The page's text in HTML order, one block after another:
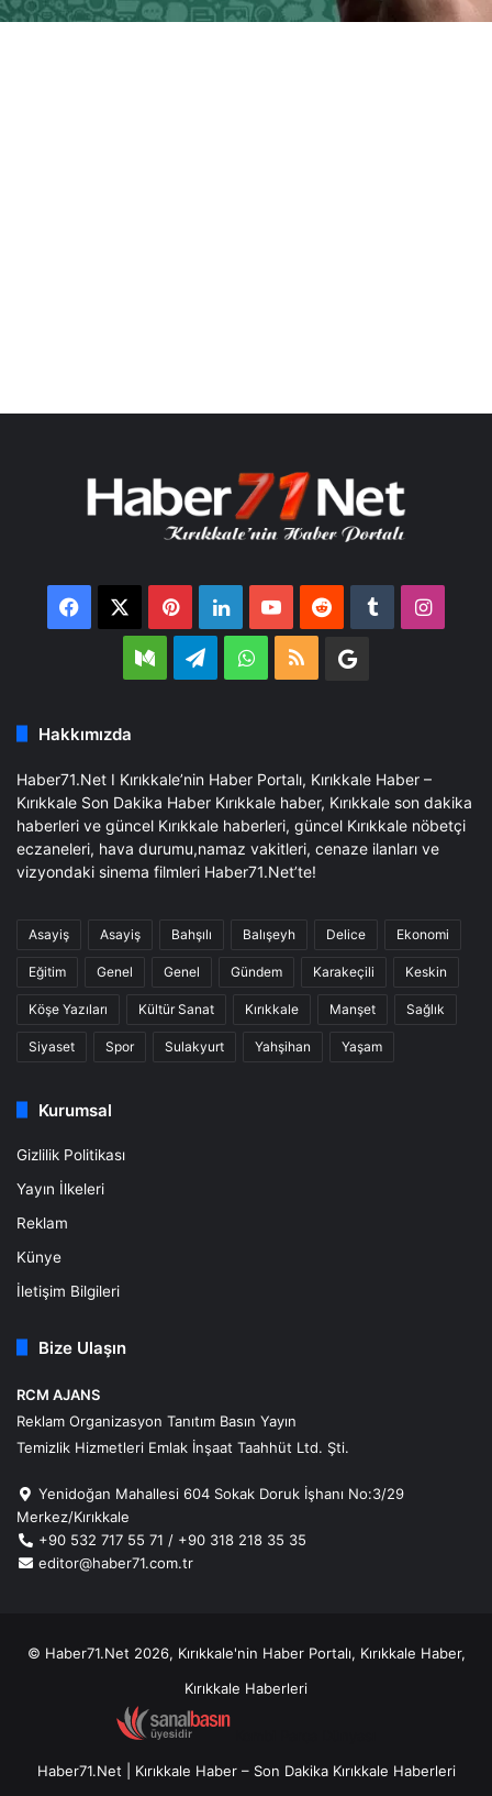
Facebook PinterestLinkedInYouTubeReddit Tumblr
MediumTelegramWhatsApp
RSS
Google
Hakkımızda
Haber71.Net I Kırıkkale’nin Haber Portalı, Kırıkkale Haber –
Kırıkkale Son Dakika Haber Kırıkkale haber, Kırıkkale son dakika
haberleri ve güncel Kırıkkale haberleri, güncel Kırıkkale nöbetçi
eczaneleri, hava durumu,namaz vakitleri, cenaze ilanları ve
vizyondaki sinema filmleri Haber71.Net’te!
Asayiş Asayiş Bahşılı Balışeyh Delice Ekonomi
Eğitim Genel Genel Gündem Karakeçili Keskin
Köşe Yazıları Kültür Sanat Kırıkkale Manşet Sağlık
Siyaset Spor Sulakyurt Yahşihan Yaşam
Kurumsal
Gizlilik Politikası
Yayın İlkeleri
Reklam
Künye
İletişim Bilgileri
Bize Ulaşın
RCM AJANS
Reklam Organizasyon Tanıtım Basın Yayın
Temizlik Hizmetleri Emlak İnşaat Taahhüt Ltd. Şti.
Yenidoğan Mahallesi 604 Sokak Doruk İşhanı No:3/29
Merkez/Kırıkkale
+90 532 717 55 71 / +90 318 218 35 35
editor@haber71.com.tr
© Haber71.Net 2026, Kırıkkale'nin Haber Portalı, Kırıkkale Haber,
Kırıkkale Haberleri
Haber71.Net | Kırıkkale Haber – Son Dakika Kırıkkale Haberleri